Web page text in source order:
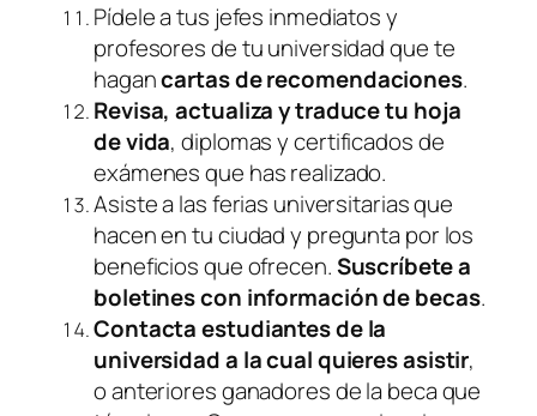
Pídele a tus jefes inmediatos y
profesores de tu universidad que te
hagancartas de recomendaciones.
Revisa, actualiza y traduce tu hoja
de vida, diplomas y certificados de
exámenes que has realizado.
Asiste a las ferias universitarias que
hacen en tu ciudad y pregunta por los
beneficios que ofrecen.Suscríbete a
boletines con información de becas.
Contacta estudiantes de la
universidad a la cual quieres asistir,
o anteriores ganadores de la beca que